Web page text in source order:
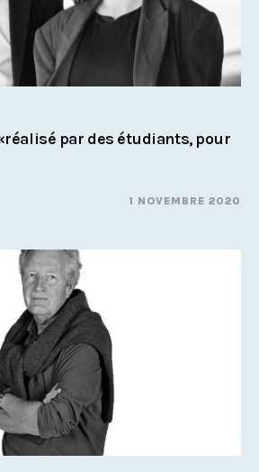
par des étudiants, pour
1 NOVEMBRE 2020